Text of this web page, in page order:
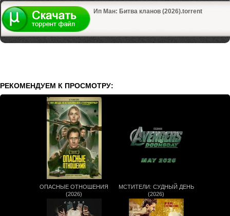
Ип Ман: Битва кланов (2026).torrent
РЕКОМЕНДУЕМ К ПРОСМОТРУ:
ОПАСНЫЕ ОТНОШЕНИЯ
(2026)
МСТИТЕЛИ: СУДНЫЙ ДЕНЬ
(2026)